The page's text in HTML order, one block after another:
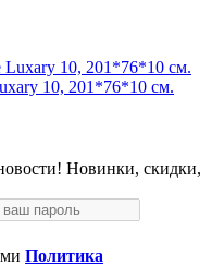
10, 201*76*10 см.
Новинки, скидки,
Политика